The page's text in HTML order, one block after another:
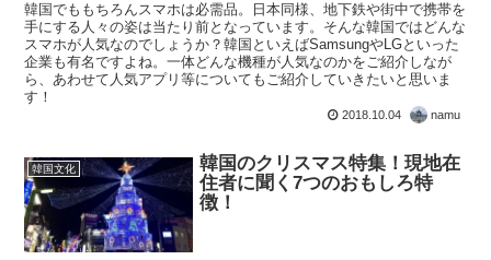
韓国でももちろんスマホは必需品。日本同様、地下鉄や街中で携帯を
手にする人々の姿は当たり前となっています。そんな韓国ではどんな
スマホが人気なのでしょうか？韓国といえばSamsungやLGといった
企業も有名ですよね。一体どんな機種が人気なのかをご紹介しなが
ら、あわせて人気アプリ等についてもご紹介していきたいと思いま
す！
2018.10.04 namu
韓国文化
韓国のクリスマス特集！現地在
住者に聞く7つのおもしろ特
徴！